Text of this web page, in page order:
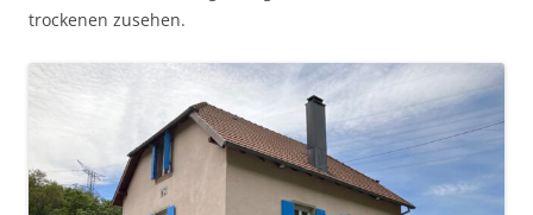
trockenen zusehen.